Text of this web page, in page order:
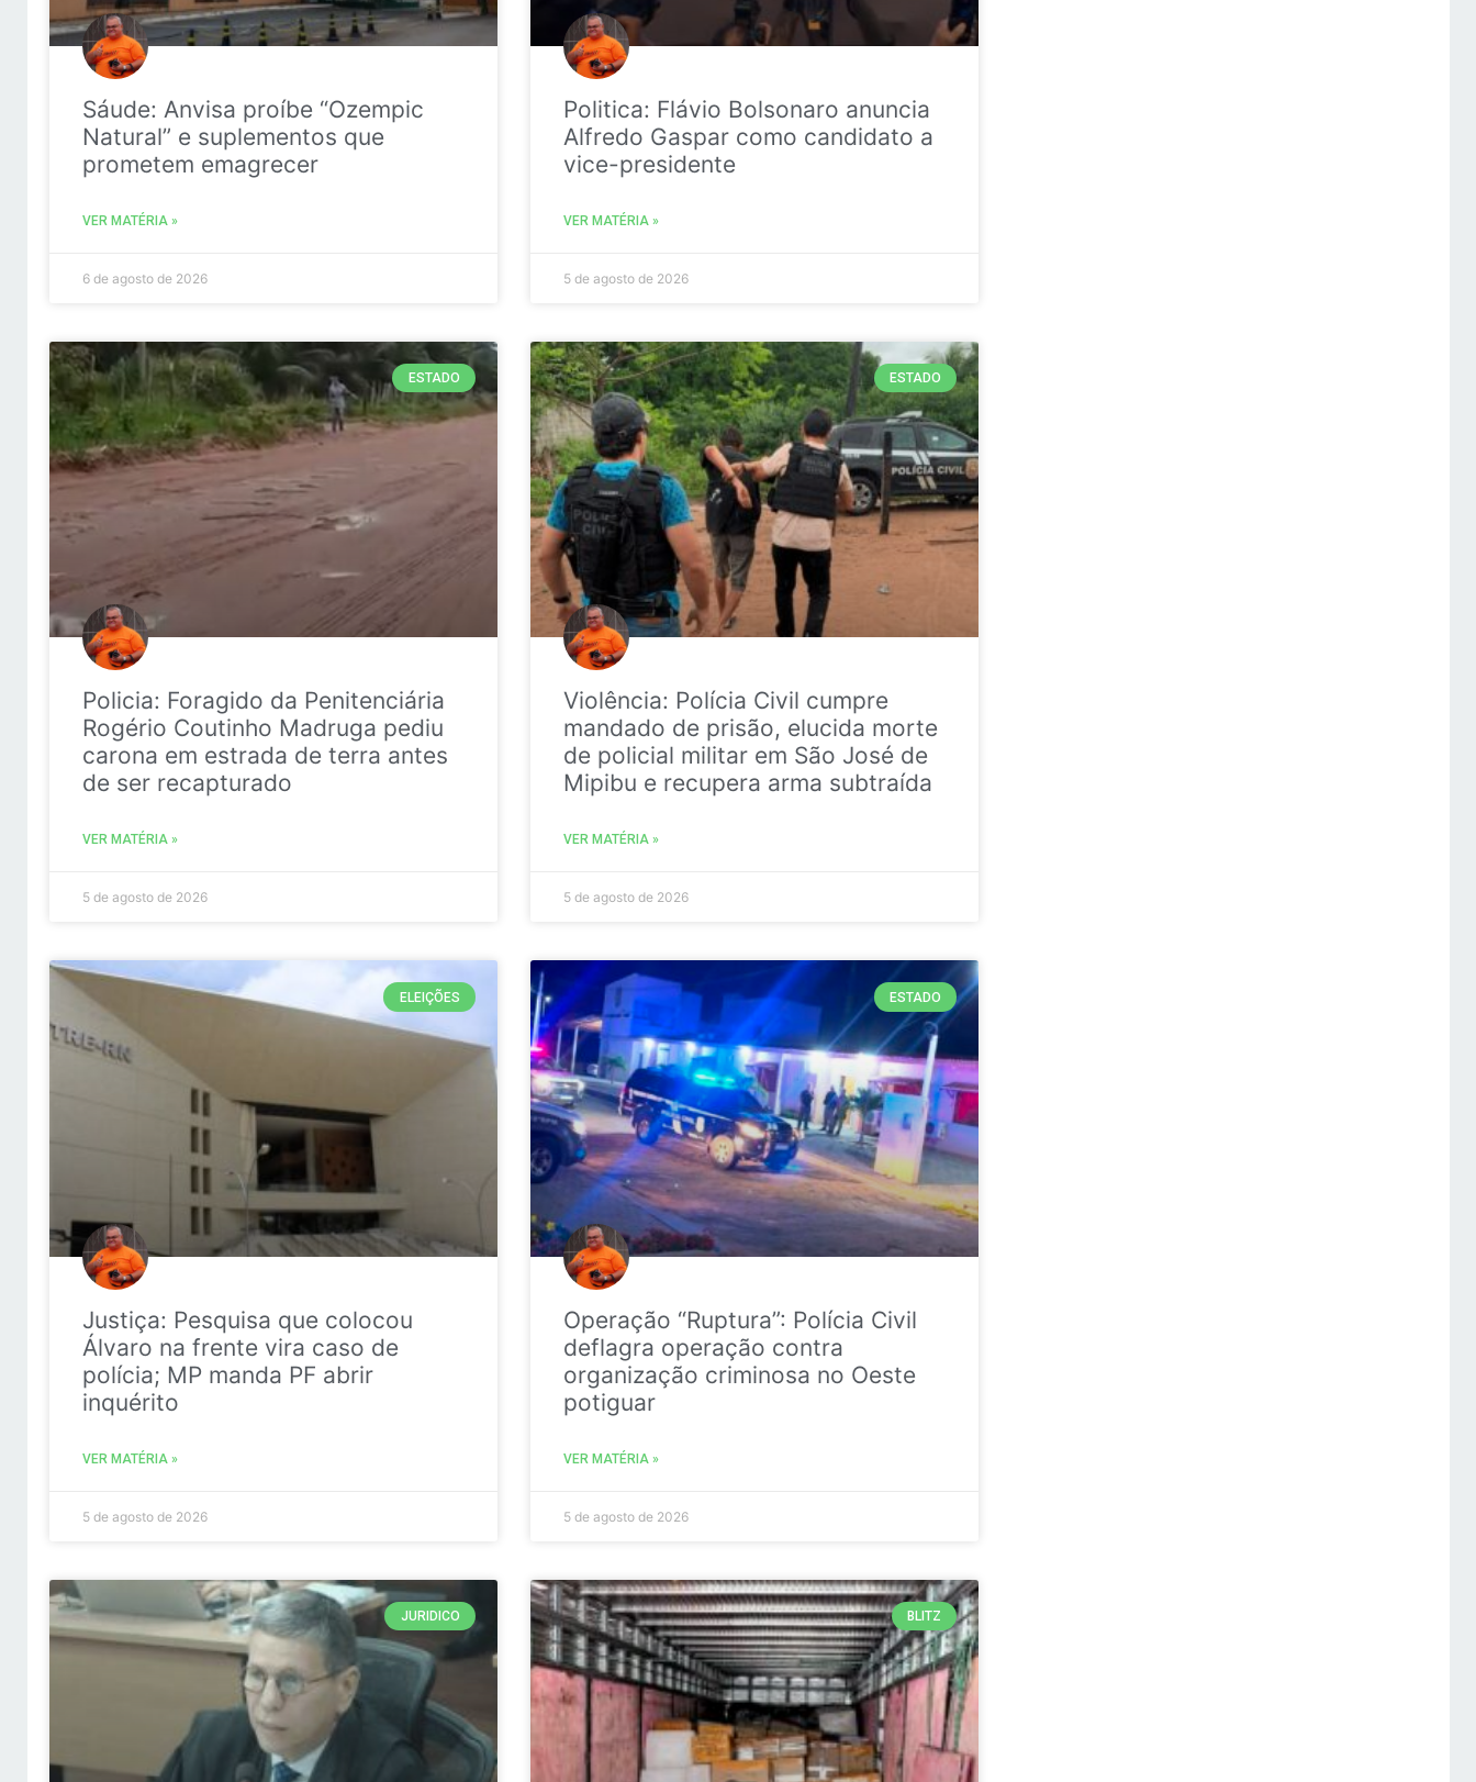
Sáude: Anvisa proíbe “Ozempic
Natural” e suplementos que
prometem emagrecer
VER MATÉRIA »
6 de agosto de 2026
Politica: Flávio Bolsonaro anuncia
Alfredo Gaspar como candidato a
vice-presidente
VER MATÉRIA »
5 de agosto de 2026
ESTADO
Policia: Foragido da Penitenciária
Rogério Coutinho Madruga pediu
carona em estrada de terra antes
de ser recapturado
VER MATÉRIA »
5 de agosto de 2026
ESTADO
Violência: Polícia Civil cumpre
mandado de prisão, elucida morte
de policial militar em São José de
Mipibu e recupera arma subtraída
VER MATÉRIA »
5 de agosto de 2026
ELEIÇÕES
Justiça: Pesquisa que colocou
Álvaro na frente vira caso de
polícia; MP manda PF abrir
inquérito
VER MATÉRIA »
5 de agosto de 2026
ESTADO
Operação “Ruptura”: Polícia Civil
deflagra operação contra
organização criminosa no Oeste
potiguar
VER MATÉRIA »
5 de agosto de 2026
JURIDICO BLITZ